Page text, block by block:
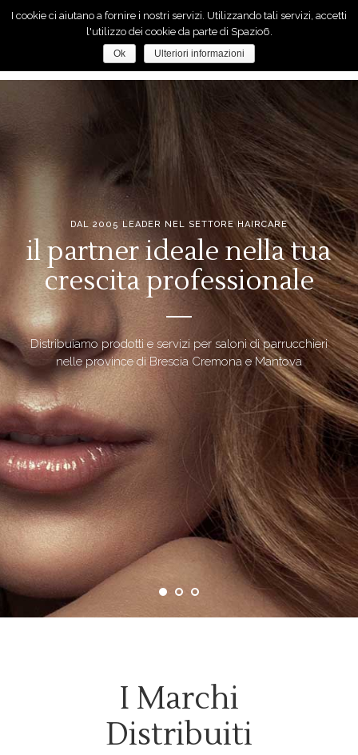
DAL 2005 LEADER NEL SETTORE HAIRCARE
il partner ideale nella tua
crescita professionale
Distribuiamo prodotti e servizi per saloni di parrucchieri
nelle province di Brescia Cremona e Mantova
I Marchi
Distribuiti
I cookie ci aiutano a fornire i nostri servizi. Utilizzando tali servizi, accetti
l'utilizzo dei cookie da parte di Spazio6.
Ok Ulteriori informazioni